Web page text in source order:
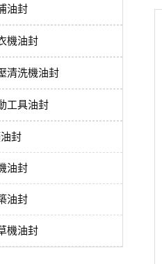
油封
機油封
清洗機油封
工具油封
封
油封
油封
機油封